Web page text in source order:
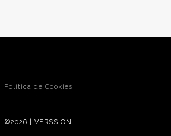
Política de Cookies
©2026 | VERSSION